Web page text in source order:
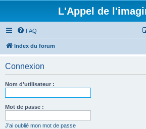
L'Appel de
FAQ
Index du forum
Connexion
Nom d’utilisateur :
Mot de passe :
J’ai oublié mon mot de passe